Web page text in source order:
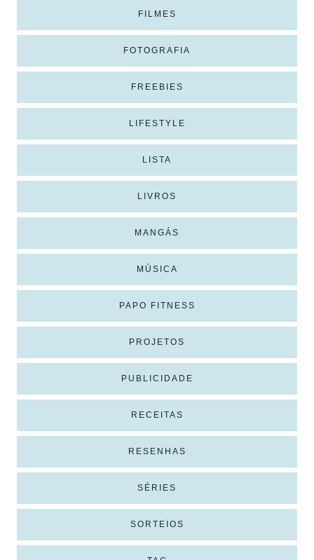
FILMES
FOTOGRAFIA
FREEBIES
LIFESTYLE
LISTA
LIVROS
MANGÁS
MÚSICA
PAPO FITNESS
PROJETOS
PUBLICIDADE
RECEITAS
RESENHAS
SÉRIES
SORTEIOS